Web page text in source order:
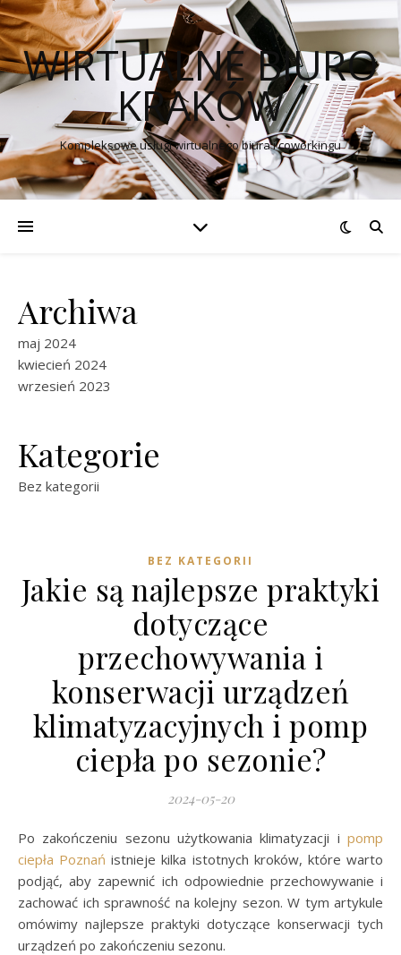
WIRTUALNE BIURO
KRAKÓW
Kompleksowe usługi wirtualnego biura i coworkingu
Archiwa
maj 2024
kwiecień 2024
wrzesień 2023
Kategorie
Bez kategorii
BEZ KATEGORII
Jakie są najlepsze praktyki
dotyczące
przechowywania i
konserwacji urządzeń
klimatyzacyjnych i pomp
ciepła po sezonie?
2024-05-20
Po zakończeniu sezonu użytkowania klimatyzacji i pomp
ciepła Poznań istnieje kilka istotnych kroków, które warto
podjąć, aby zapewnić ich odpowiednie przechowywanie i
zachować ich sprawność na kolejny sezon. W tym artykule
omówimy najlepsze praktyki dotyczące konserwacji tych
urządzeń po zakończeniu sezonu.